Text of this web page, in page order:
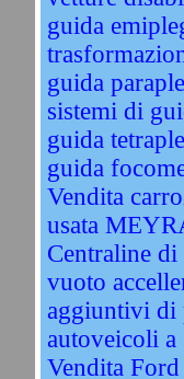
guida
guida
sistemi di
guida
guida
Vendita
usata
Centraline di
vuoto
aggiuntivi di
autoveicoli a
Vendita Ford